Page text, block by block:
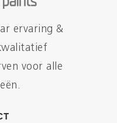
ervaring &
voor alle